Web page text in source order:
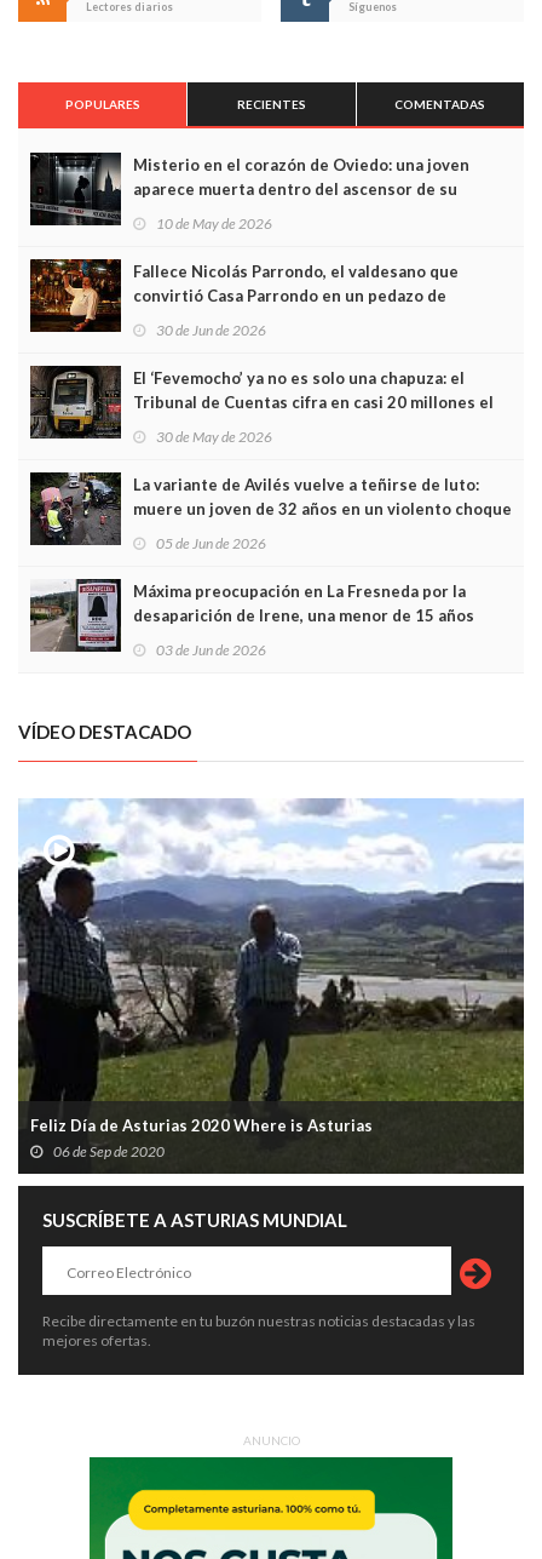
Lectores diarios Síguenos
POPULARES RECIENTES COMENTADAS
Misterio en el corazón de Oviedo: una joven
aparece muerta dentro del ascensor de su
edificio y las cámaras captan sus últimos minutos
10 de May de 2026
Fallece Nicolás Parrondo, el valdesano que
convirtió Casa Parrondo en un pedazo de
Asturias en Madrid
30 de Jun de 2026
El ‘Fevemocho’ ya no es solo una chapuza: el
Tribunal de Cuentas cifra en casi 20 millones el
sobrecoste de los trenes que no cabían por los
30 de May de 2026
La variante de Avilés vuelve a teñirse de luto:
muere un joven de 32 años en un violento choque
frontal
05 de Jun de 2026
Máxima preocupación en La Fresneda por la
desaparición de Irene, una menor de 15 años
03 de Jun de 2026
VÍDEO DESTACADO
Feliz Día de Asturias 2020 Where is Asturias
06 de Sep de 2020
SUSCRÍBETE A ASTURIAS MUNDIAL
Recibe directamente en tu buzón nuestras noticias destacadas y las
mejores ofertas.
ANUNCIO